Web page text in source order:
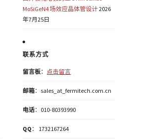
MoSiGeN4 场效应晶体管设计2026
年7月25日
联系方式
留言板： 点击留言
邮箱：sales_at_fermitech.com.cn
电话：010-80393990
QQ ： 1732167264